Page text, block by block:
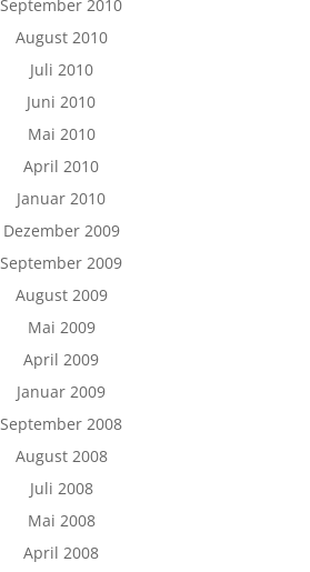
September 2010
August 2010
Juli 2010
Juni 2010
Mai 2010
April 2010
Januar 2010
Dezember 2009
September 2009
August 2009
Mai 2009
April 2009
Januar 2009
September 2008
August 2008
Juli 2008
Mai 2008
April 2008